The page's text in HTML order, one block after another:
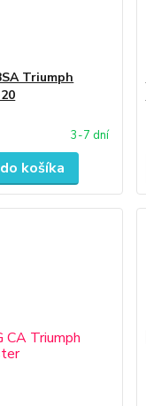
Triumph
3-7 dní
košíka